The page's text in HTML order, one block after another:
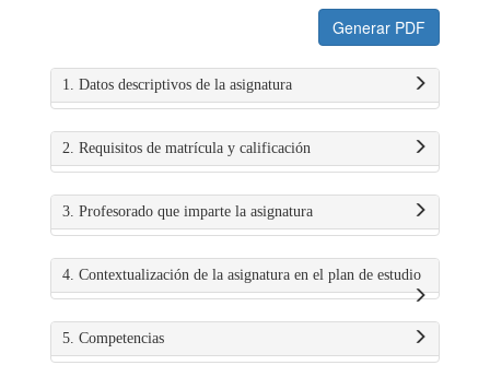
Generar PDF
1. Datos descriptivos de la asignatura
2. Requisitos de matrícula y calificación
3. Profesorado que imparte la asignatura
4. Contextualización de la asignatura en el plan de estudio
5. Competencias